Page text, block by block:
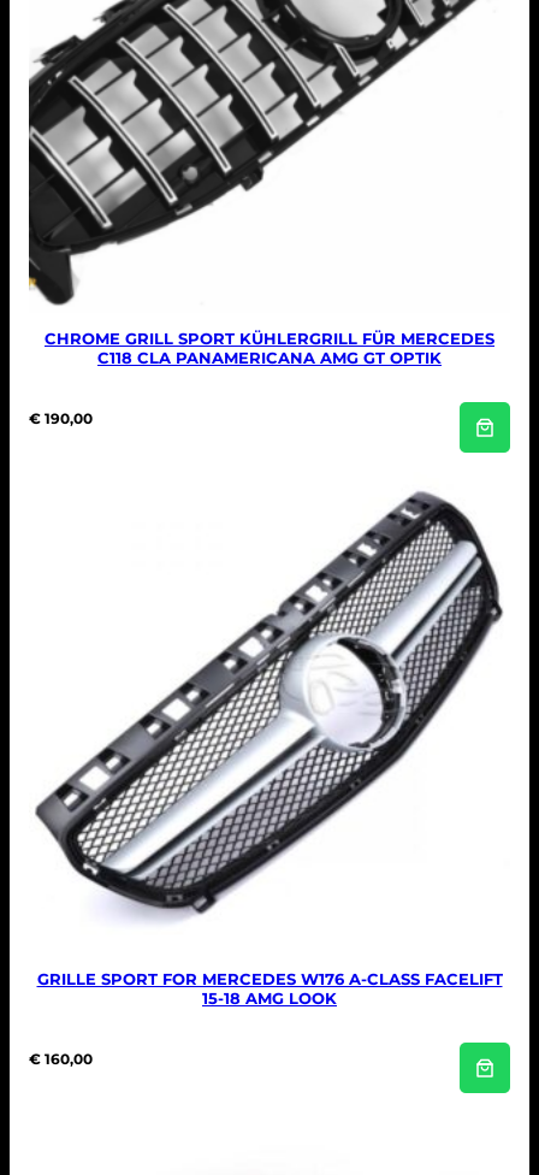
CHROME GRILL SPORT KÜHLERGRILL FÜR MERCEDES
C118 CLA PANAMERICANA AMG GT OPTIK
€ 190,00
GRILLE SPORT FOR MERCEDES W176 A-CLASS FACELIFT
15-18 AMG LOOK
€ 160,00